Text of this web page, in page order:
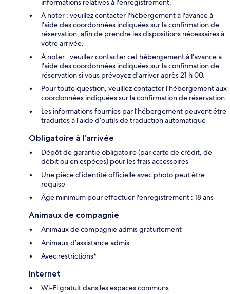
informations relatives à l'enregistrement.
À noter : veuillez contacter l'hébergement à l'avance à
l'aide des coordonnées indiquées sur la confirmation de
réservation, afin de prendre les dispositions nécessaires à
votre arrivée.
À noter : veuillez contacter cet hébergement à l'avance à
l'aide des coordonnées indiquées sur la confirmation de
réservation si vous prévoyez d'arriver après 21 h 00.
Pour toute question, veuillez contacter l’hébergement aux
coordonnées indiquées sur la confirmation de réservation.
Les informations fournies par l’hébergement peuvent être
traduites à l’aide d’outils de traduction automatique
Obligatoire à l’arrivée
Dépôt de garantie obligatoire (par carte de crédit, de
débit ou en espèces) pour les frais accessoires
Une pièce d'identité officielle avec photo peut être
requise
Âge minimum pour effectuer l'enregistrement : 18 ans
Animaux de compagnie
Animaux de compagnie admis gratuitement
Animaux d’assistance admis
Avec restrictions*
Internet
Wi-Fi gratuit dans les espaces communs